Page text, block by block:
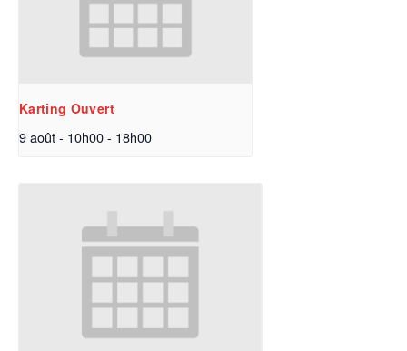
Karting Ouvert
9 août - 10h00- 18h00